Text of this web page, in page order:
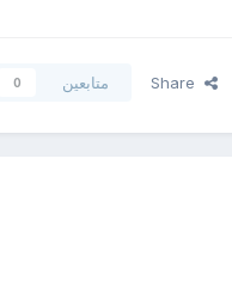
Share متابعين 0